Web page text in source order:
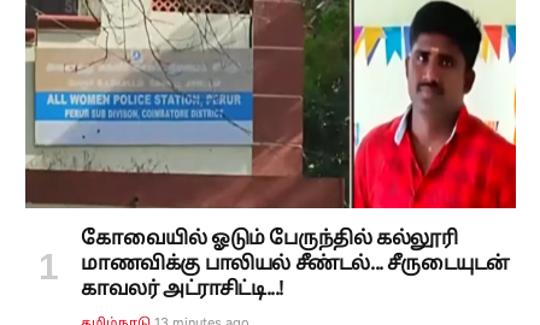
கோவையில் ஓடும் பேருந்தில் கல்லூரி
மாணவிக்கு பாலியல் சீண்டல்... சீருடையுடன்
காவலர் அட்ராசிட்டி...!